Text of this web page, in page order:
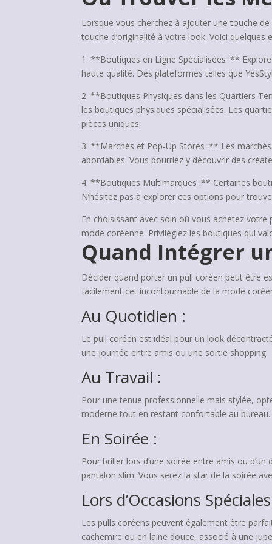
Lorsque vous cherchez à ajouter une touche
touche d’originalité à votre look. Voici
1. **Boutiques en Ligne Spécialisées :**
haute qualité. Des plateformes telles que
2. **Boutiques Physiques dans les Quartiers
les boutiques physiques spécialisées. Les
pièces uniques.
3. **Marchés et Pop-Up Stores :** Les
abordables. Vous pourriez y découvrir des
4. **Boutiques Multimarques :** Certaines
N’hésitez pas à explorer ces options pour
En choisissant avec soin où vous achetez
mode coréenne. Privilégiez les boutiques qui
Quand Intégrer
Décider quand porter un pull coréen peut être
facilement cet incontournable de la mode
Au Quotidien :
Le pull coréen est idéal pour un look
une journée entre amis ou une sortie shopping.
Au Travail :
Pour une tenue professionnelle mais stylée,
moderne tout en restant confortable au bureau.
En Soirée :
Pour briller lors d’une soirée entre amis ou
pantalon slim. Vous serez la star de la soirée
Lors d’Occasions
Les pulls coréens peuvent également être
cachemire ou en laine douce, associé à une